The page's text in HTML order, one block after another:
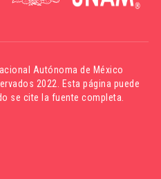
Autónoma de México
2022. Esta página puede
se cite la fuente completa.